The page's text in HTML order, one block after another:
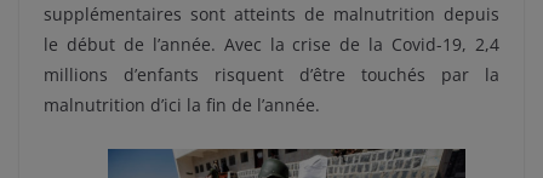
supplémentaires sont atteints de malnutrition depuis
le début de l’année. Avec la crise de la Covid-19, 2,4
millions d’enfants risquent d’être touchés par la
malnutrition d’ici la fin de l’année.